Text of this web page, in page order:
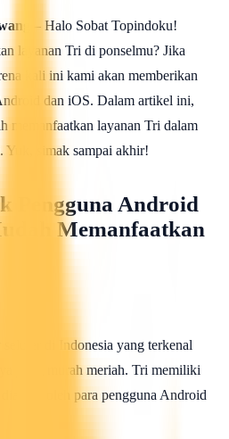
– Halo Sobat Topindoku!
layanan Tri di ponselmu? Jika
kali ini kami akan memberikan
dan iOS. Dalam artikel ini,
memanfaatkan layanan Tri dalam
Yuk, simak sampai akhir!
Pengguna Android
Memanfaatkan
di Indonesia yang terkenal
yang murah meriah. Tri memiliki
oleh para pengguna Android